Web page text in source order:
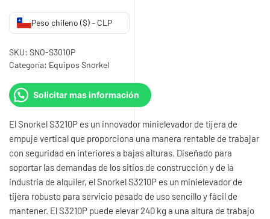
Peso chileno ($) – CLP
SKU: SNO-S3010P
Categoría: Equipos Snorkel
Solicitar mas información
El Snorkel S3210P es un innovador minielevador de tijera de
empuje vertical que proporciona una manera rentable de trabajar
con seguridad en interiores a bajas alturas. Diseñado para
soportar las demandas de los sitios de construcción y de la
industria de alquiler, el Snorkel S3210P es un minielevador de
tijera robusto para servicio pesado de uso sencillo y fácil de
mantener. El S3210P puede elevar 240 kg a una altura de trabajo